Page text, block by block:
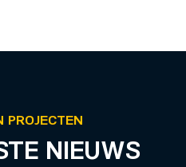
PROJECTEN
NIEUWS